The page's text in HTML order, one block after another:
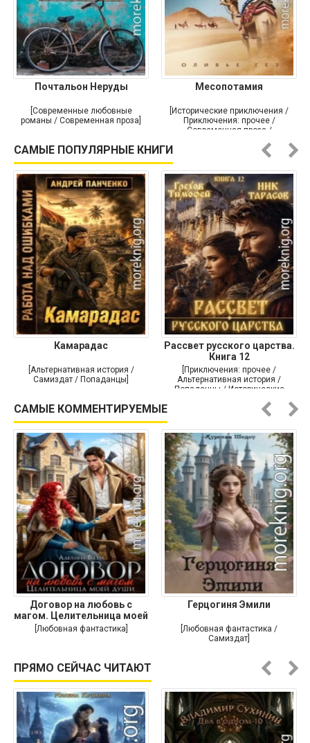
Почтальон Неруды
[Современные любовные
романы / Современная проза]
Месопотамия
[Исторические приключения /
Приключения: прочее /
Современная проза /
САМЫЕ ПОПУЛЯРНЫЕ КНИГИ
Камарадас
[Альтернативная история /
Самиздат / Попаданцы]
Рассвет русского царства.
Книга 12
[Приключения: прочее /
Альтернативная история /
Попаданцы / Исторические
САМЫЕ КОММЕНТИРУЕМЫЕ
Договор на любовь с
магом. Целительница моей
души
[Любовная фантастика]
Герцогиня Эмили
[Любовная фантастика /
Самиздат]
ПРЯМО СЕЙЧАС ЧИТАЮТ